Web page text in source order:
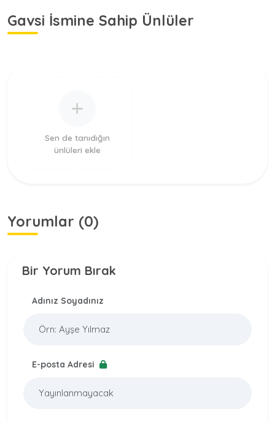
Gavsi İsmine Sahip Ünlüler
Sen de tanıdığın
ünlüleri ekle
Yorumlar (0)
Bir Yorum Bırak
Adınız Soyadınız
E-posta Adresi